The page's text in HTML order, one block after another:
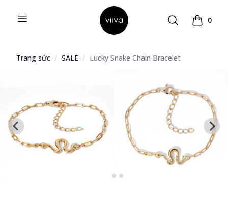
Open menu
Hello Viiva
Search 0
Xem giỏ
Trang sức SALE Lucky Snake Chain Bracelet